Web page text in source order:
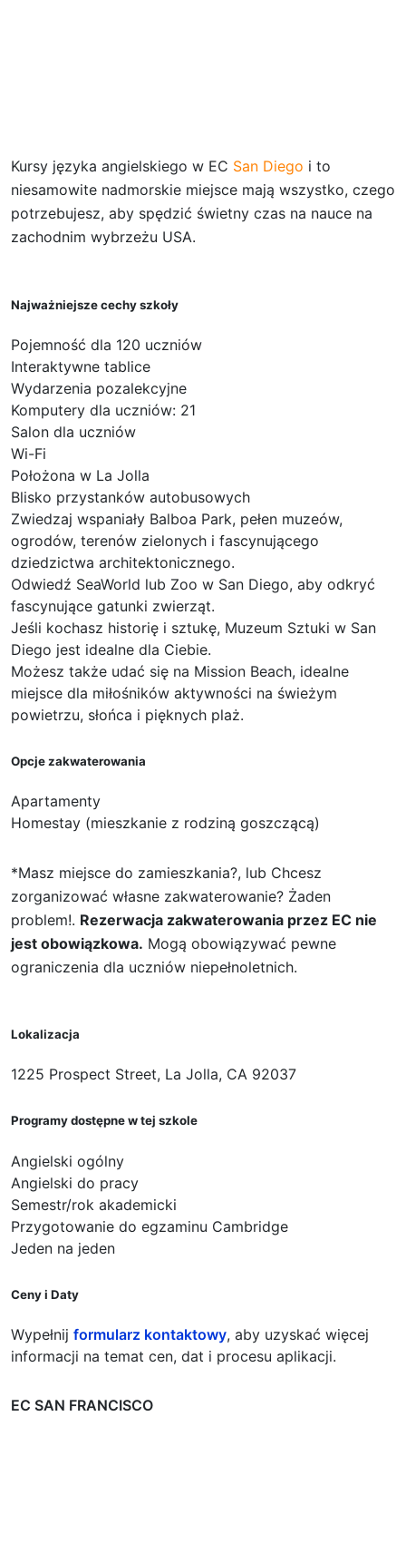
Kursy języka angielskiego w EC San Diego i to
niesamowite nadmorskie miejsce mają wszystko, czego
potrzebujesz, aby spędzić świetny czas na nauce na
zachodnim wybrzeżu USA.
Najważniejsze cechy szkoły
Pojemność dla 120 uczniów
Interaktywne tablice
Wydarzenia pozalekcyjne
Komputery dla uczniów: 21
Salon dla uczniów
Wi-Fi
Położona w La Jolla
Blisko przystanków autobusowych
Zwiedzaj wspaniały Balboa Park, pełen muzeów,
ogrodów, terenów zielonych i fascynującego
dziedzictwa architektonicznego.
Odwiedź SeaWorld lub Zoo w San Diego, aby odkryć
fascynujące gatunki zwierząt.
Jeśli kochasz historię i sztukę, Muzeum Sztuki w San
Diego jest idealne dla Ciebie.
Możesz także udać się na Mission Beach, idealne
miejsce dla miłośników aktywności na świeżym
powietrzu, słońca i pięknych plaż.
Opcje zakwaterowania
Apartamenty
Homestay (mieszkanie z rodziną goszczącą)
*Masz miejsce do zamieszkania?, lub Chcesz
zorganizować własne zakwaterowanie? Żaden
problem!. Rezerwacja zakwaterowania przez EC nie
jest obowiązkowa. Mogą obowiązywać pewne
ograniczenia dla uczniów niepełnoletnich.
Lokalizacja
1225 Prospect Street, La Jolla, CA 92037
Programy dostępne w tej szkole
Angielski ogólny
Angielski do pracy
Semestr/rok akademicki
Przygotowanie do egzaminu Cambridge
Jeden na jeden
Ceny i Daty
Wypełnij formularz kontaktowy, aby uzyskać więcej
informacji na temat cen, dat i procesu aplikacji.
EC SAN FRANCISCO